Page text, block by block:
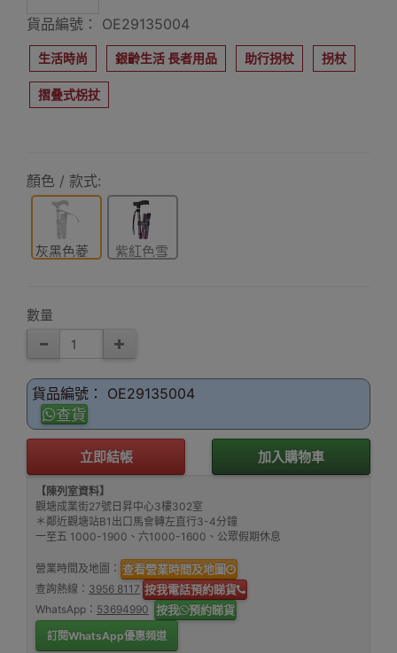
貨品編號： OE29135004
生活時尚 銀齡生活 長者用品 助行拐杖 拐杖
摺叠式柺扙
顏色 / 款式:
灰黑色菱
紫紅色雪
數量
貨品編號： OE29135004
查貨
立即結帳 加入購物車
【陳列室資料】
觀塘成業街27號日昇中心3樓302室
＊鄰近觀塘站B1出口馬會轉左直行3-4分鐘
一至五 1000-1900、六1000-1600、公眾假期休息
營業時間及地圖： 查看營業時間及地圖
查詢熱線： 3956 8117 按我電話預約睇貨
WhatsApp： 53694990 按我 預約睇貨
訂閱WhatsApp優惠頻道